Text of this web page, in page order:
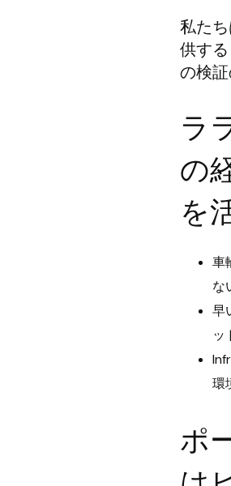
私た
供す
の検
ラ
の
を
車
な
早
ッ
環
ポ